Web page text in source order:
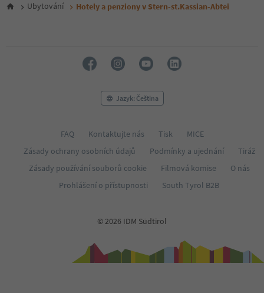
Ubytování Hotely a penziony v Stern-st.Kassian-Abtei
Jazyk: Čeština
FAQ Kontaktujte nás Tisk
MICE
Zásady ochrany osobních údajů
Podmínky a ujednání
Tiráž
Zásady používání souborů cookie
Filmová komise
O nás
Prohlášení o přístupnosti
South Tyrol B2B
© 2026 IDM Südtirol